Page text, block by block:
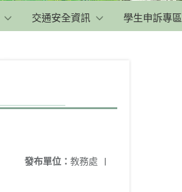
交通安全資訊 學生申訴專區
發布單位： 教務處 |